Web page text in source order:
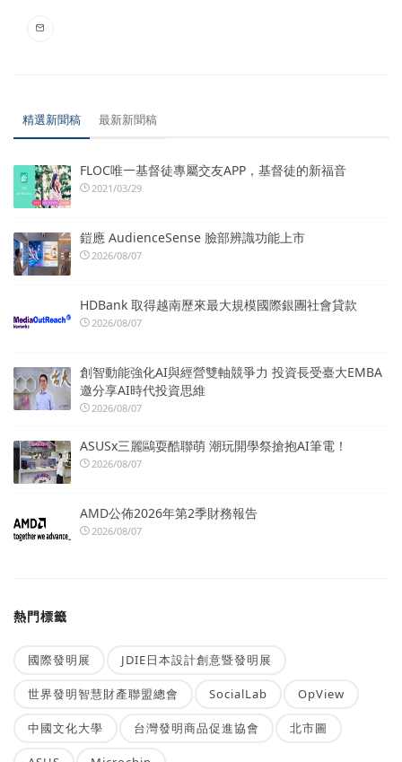
精選新聞稿 最新新聞稿
FLOC唯一基督徒專屬交友APP，基督徒的新福音
2021/03/29
鎧應 AudienceSense 臉部辨識功能上市
2026/08/07
HDBank 取得越南歷來最大規模國際銀團社會貸款
2026/08/07
創智動能強化AI與經營雙軸競爭力 投資長受臺大EMBA
邀分享AI時代投資思維
2026/08/07
ASUSx三麗鷗耍酷聯萌 潮玩開學祭搶抱AI筆電！
2026/08/07
AMD公佈2026年第2季財務報告
2026/08/07
熱門標籤
國際發明展 JDIE日本設計創意暨發明展
世界發明智慧財產聯盟總會 SocialLab OpView
中國文化大學 台灣發明商品促進協會 北市圖